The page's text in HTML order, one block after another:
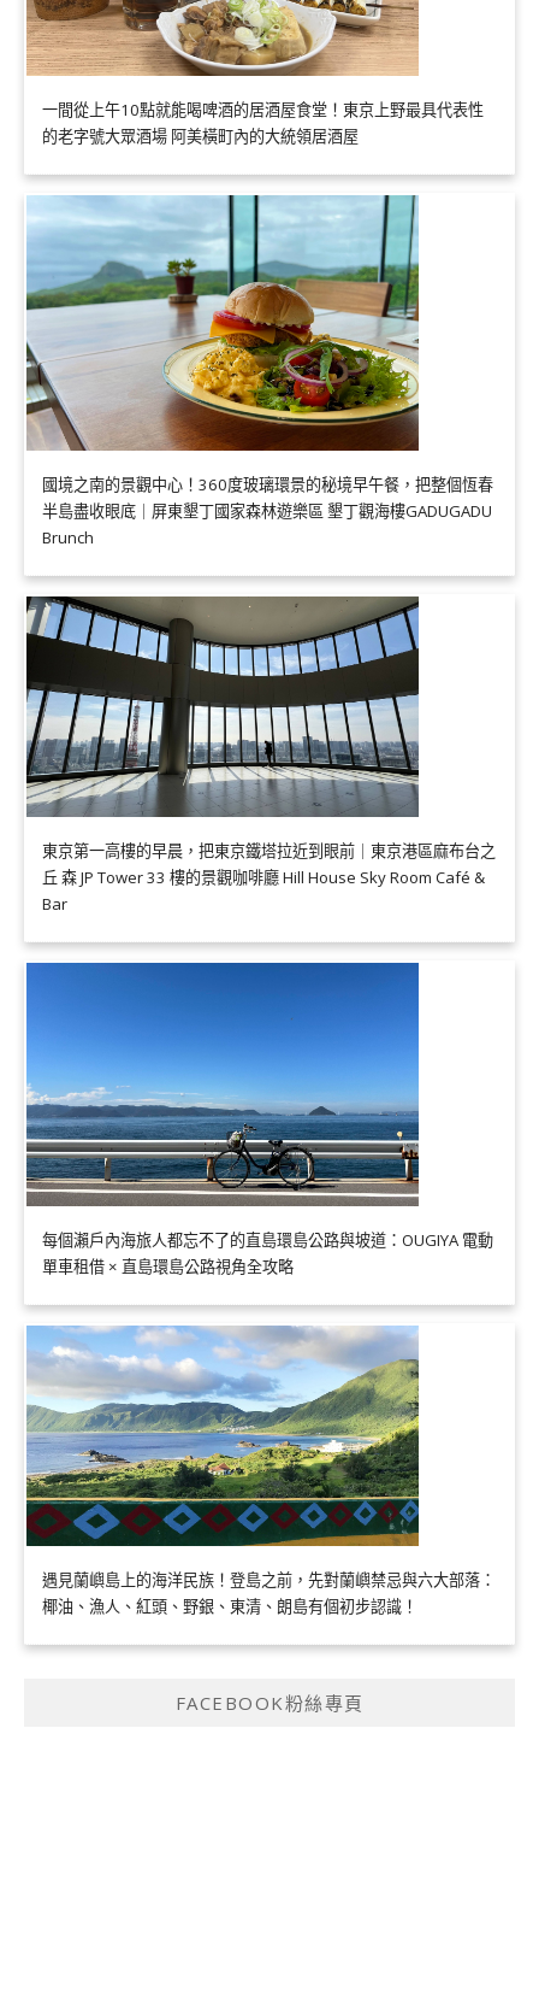
一間從上午10點就能喝啤酒的居酒屋食堂！東京上野最具代表性
的老字號大眾酒場 阿美橫町內的大統領居酒屋
國境之南的景觀中心！360度玻璃環景的秘境早午餐，把整個恆春
半島盡收眼底｜屏東墾丁國家森林遊樂區 墾丁觀海樓GADUGADU
Brunch
東京第一高樓的早晨，把東京鐵塔拉近到眼前｜東京港區麻布台之
丘 森 JP Tower 33 樓的景觀咖啡廳 Hill House Sky Room Café &
Bar
每個瀨戶內海旅人都忘不了的直島環島公路與坡道：OUGIYA 電動
單車租借 × 直島環島公路視角全攻略
遇見蘭嶼島上的海洋民族！登島之前，先對蘭嶼禁忌與六大部落：
椰油、漁人、紅頭、野銀、東清、朗島有個初步認識！
FACEBOOK粉絲專頁